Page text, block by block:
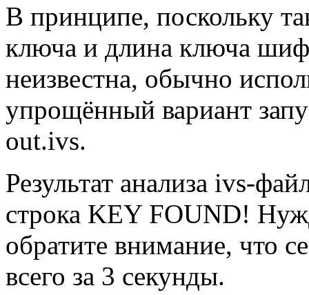
В принципе, поскольку
ключа и длина ключа
неизвестна, обычно
упрощённый вариант
out.ivs.
Результат анализа ivs-
строка KEY FOUND!
обратите внимание, что
всего за 3 секунды.